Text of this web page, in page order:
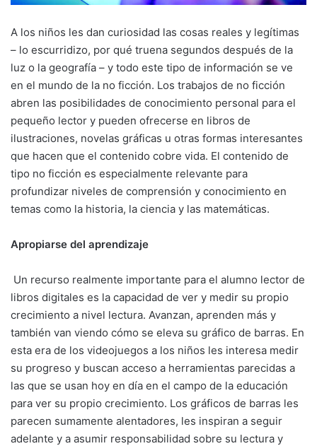
A los niños les dan curiosidad las cosas reales y legítimas
– lo escurridizo, por qué truena segundos después de la
luz o la geografía – y todo este tipo de información se ve
en el mundo de la no ficción. Los trabajos de no ficción
abren las posibilidades de conocimiento personal para el
pequeño lector y pueden ofrecerse en libros de
ilustraciones, novelas gráficas u otras formas interesantes
que hacen que el contenido cobre vida. El contenido de
tipo no ficción es especialmente relevante para
profundizar niveles de comprensión y conocimiento en
temas como la historia, la ciencia y las matemáticas.
Apropiarse del aprendizaje
Un recurso realmente importante para el alumno lector de
libros digitales es la capacidad de ver y medir su propio
crecimiento a nivel lectura. Avanzan, aprenden más y
también van viendo cómo se eleva su gráfico de barras. En
esta era de los videojuegos a los niños les interesa medir
su progreso y buscan acceso a herramientas parecidas a
las que se usan hoy en día en el campo de la educación
para ver su propio crecimiento. Los gráficos de barras les
parecen sumamente alentadores, les inspiran a seguir
adelante y a asumir responsabilidad sobre su lectura y